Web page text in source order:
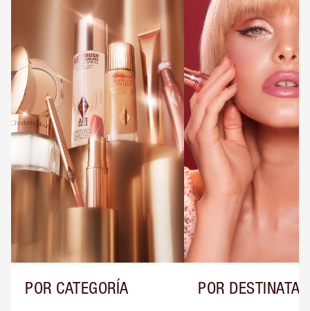
POR CATEGORÍA POR